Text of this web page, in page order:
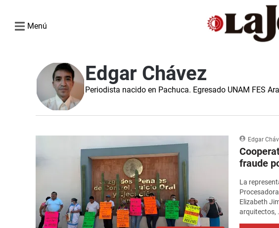
Menú
Edgar Chávez
Periodista nacido en Pachuca. Egresado UNAM FES
Edgar
fraude
La
Elizabeth
arquitectos,